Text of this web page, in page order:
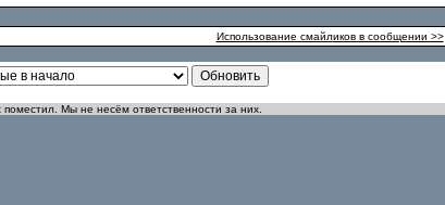
Использование смайликов в сообщении >>
Мы не несём ответственности за них.